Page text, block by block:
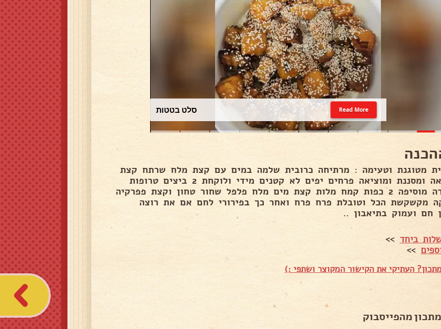
כרוב לבן Read More
מטוגנת וטעימה : מרתיחה כרובית שלמה במים עם קצת מלח שרתח קצת
מוציאה ומסננת ומוציאה פרחים יפים לא קטנים מידי ולוקחת 2 ביצים טרופות
בקערה מוסיפה 2 כפות קמח מלות קצת מים מלח פלפל שחור טחון וקצת פפרקיה
מקשקשת הכל וטובלת פרח פרח ואחר כך בפירורי לחם אם את רוצה
חם ועמוק בתיאבון ..
ביחד >>
>>
העתיקי את הקישור המקוצר ושתפי :)
מהפייסבוק